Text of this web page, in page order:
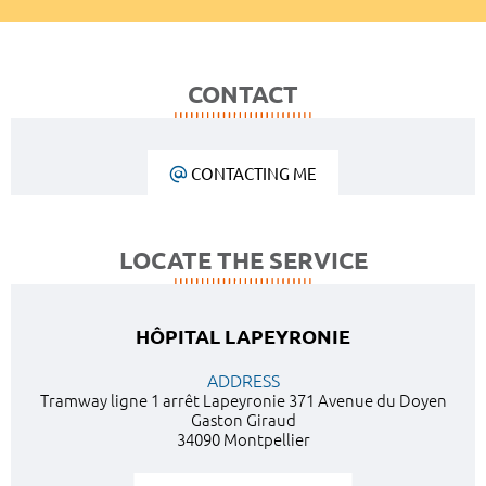
CONTACT
CONTACTING ME
LOCATE THE SERVICE
HÔPITAL LAPEYRONIE
ADDRESS
Tramway ligne 1 arrêt Lapeyronie 371 Avenue du Doyen
Gaston Giraud
34090 Montpellier